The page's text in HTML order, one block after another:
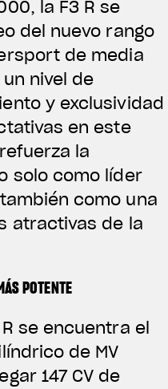
la F3 R se
del nuevo rango
de media
nivel de
y exclusividad
en este
la
solo como líder
como una
atractivas de la
POTENTE
se encuentra el
de MV
147 CV de